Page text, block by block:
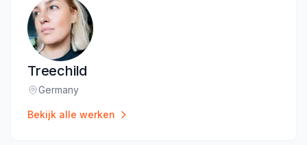
Treechild
Locatie:
Germany
Bekijk alle werken